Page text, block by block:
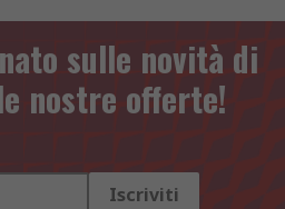
sulle novità di
nostre offerte!
Iscriviti